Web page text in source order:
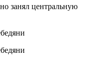
занял центральную